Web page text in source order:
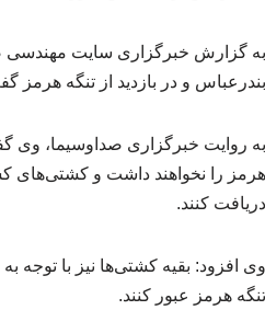
به گزارش خبرگزاری سایت مهندسی
بندرعباس و در بازدید از تنگه هرمز گفت: طرح
به روایت خبرگزاری صداوسیما، وی
هرمز را نخواهند داشت و کشتی‌های
دریافت کنند.
وی افزود: بقیه کشتی‌ها نیز با توجه
تنگه هرمز عبور کنند.